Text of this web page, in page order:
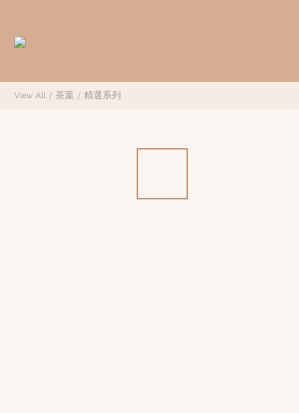
View All / 茶葉 / 精選系列